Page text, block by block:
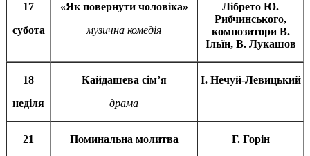
17
субота
«Як повернути чоловіка»
музична комедія
Лібрето Ю.
Рибчинського,
композитори В.
Ільїн, В. Лукашов
18
неділя
Кайдашева сім’я
драма
І. Нечуй-Левицький
21
Поминальна молитва
Г. Горін